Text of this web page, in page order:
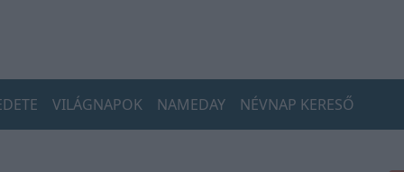
VILÁGNAPOK NAMEDAY NÉVNAP KERESŐ